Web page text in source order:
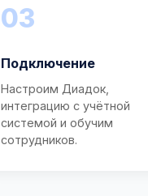
03
Подключение
Настроим Диадок,
интеграцию с учётной
системой и обучим
сотрудников.